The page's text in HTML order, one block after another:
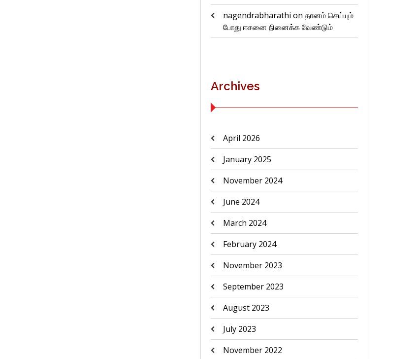
nagendrabharathi on தானம் செய்யும்
போது ஈசனை நினைக்க வேண்டும்
Archives
April 2026
January 2025
November 2024
June 2024
March 2024
February 2024
November 2023
September 2023
August 2023
July 2023
November 2022